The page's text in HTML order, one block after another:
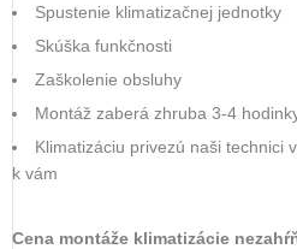
Spustenie klimatizačnej jednotky
Skúška funkčnosti
Zaškolenie obsluhy
Montáž zaberá zhruba 3-4
Klimatizáciu privezú naši technici
k vám
Cena montáže klimatizácie